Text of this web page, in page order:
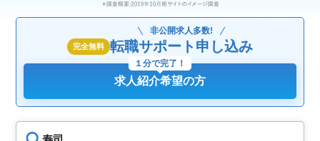
完全無料
非公開求人多数!
転職サポート申し込み
求人紹介希望の方
１分で完了！